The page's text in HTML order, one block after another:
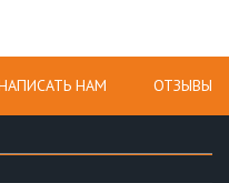
НАМ ОТЗЫВЫ